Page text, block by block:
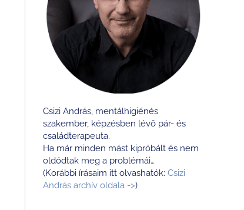
Csizi András, mentálhigiénés
szakember, képzésben lévő pár- és
családterapeuta.
Ha már minden mást kipróbált és nem
oldódtak meg a problémái…
(Korábbi írásaim itt olvashatók: Csizi
András archív oldala ->)